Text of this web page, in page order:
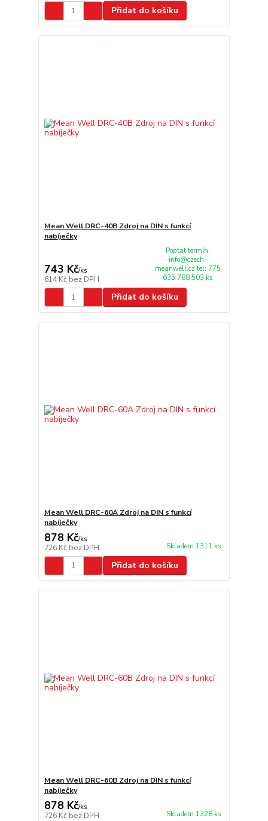
Přidat do košíku
Mean Well DRC-40B Zdroj na DIN s funkcí
nabíječky
743 Kč/ks
614 Kč bez DPH
Poptat termín:
info@czech-
meanwell.cz tel: 775
635 788 503 ks
Přidat do košíku
Mean Well DRC-60A Zdroj na DIN s funkcí
nabíječky
878 Kč/ks
726 Kč bez DPH Skladem 1311 ks
Přidat do košíku
Mean Well DRC-60B Zdroj na DIN s funkcí
nabíječky
878 Kč/ks
726 Kč bez DPH Skladem 1328 ks